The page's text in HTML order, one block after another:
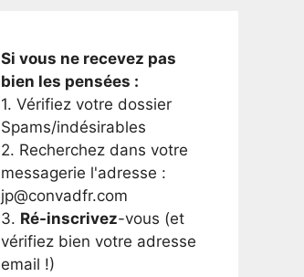
Si vous ne recevez pas
bien les pensées :
1. Vérifiez votre dossier
Spams/indésirables
2. Recherchez dans votre
messagerie l'adresse :
jp@convadfr.com
3. Ré-inscrivez-vous (et
vérifiez bien votre adresse
email !)